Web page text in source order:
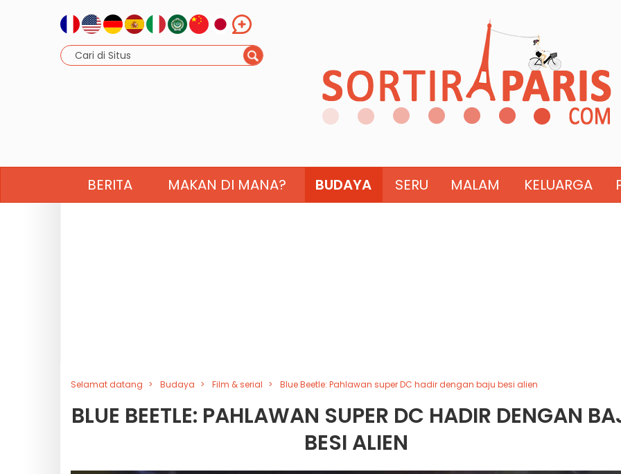
BERITA MAKAN DI MANA? BUDAYA SERU MALAM KELUARGA
Selamat datang Budaya Film & serial Blue Beetle: Pahlawan super DC hadir dengan baju besi alien
BLUE BEETLE: PAHLAWAN SUPER DC HADIR DENGAN
BESI ALIEN